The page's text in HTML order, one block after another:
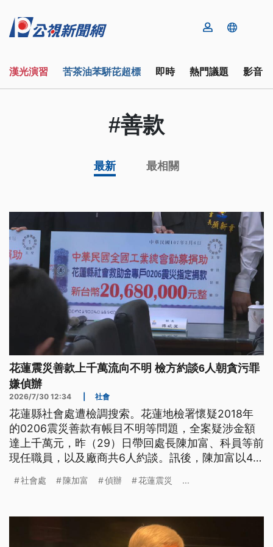
漢光演習 苦茶油苯駢芘超標 即時 熱門議題 影音
#善款
最新 最相關
花蓮震災善款上千萬流向不明 檢方約談6人朝貪污罪
嫌偵辦
2026/7/30 12:34 社會
花蓮縣社會處遭檢調搜索。花蓮地檢署懷疑2018年
的0206震災善款有帳目不明等問題，全案疑涉金額
達上千萬元，昨（29）日帶回處長陳加富、科員等前
現任職員，以及廠商共6人約談。訊後，陳加富以40
千元交保，其餘則請回，全案朝貪污等罪嫌偵辦。縣
疑選前重啟久遠案件約談，偵辦時機恐引發外界疑
慮。檢方則回應，絕無政治考量。
社會處 陳加富 偵辦 花蓮震災 ...